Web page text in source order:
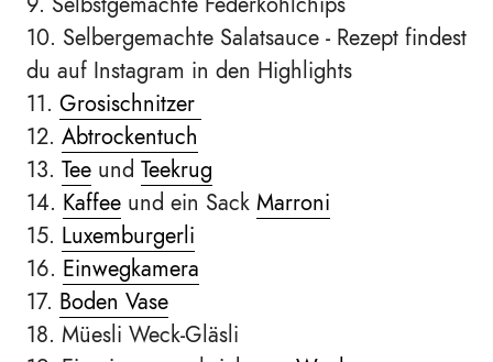
10. Selbergemachte Salatsauce - Rezept findest
du auf Instagram in den Highlights
11. Grosischnitzer
12. Abtrockentuch
13. Tee und Teekrug
14. Kaffee und ein Sack Marroni
15. Luxemburgerli
16. Einwegkamera
17. Boden Vase
18. Müesli Weck-Gläsli